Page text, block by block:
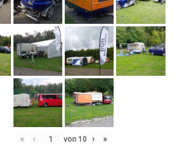
« ‹ von 10 › »